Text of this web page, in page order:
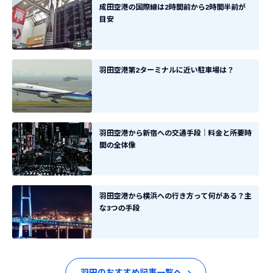
成田空港の国際線は2時間前から2時間半前が
目安
羽田空港第2ターミナルに近い駐車場は？
羽田空港から新宿への交通手段｜料金と所要時
間の全体像
羽田空港から横浜への行き方って何がある？主
な3つの手段